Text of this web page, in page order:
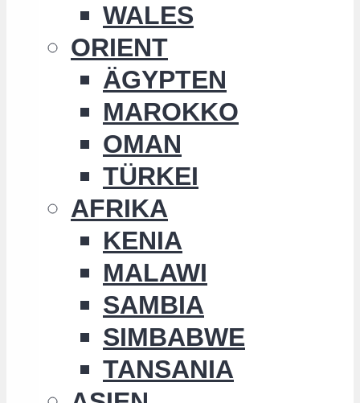
WALES
ORIENT
ÄGYPTEN
MAROKKO
OMAN
TÜRKEI
AFRIKA
KENIA
MALAWI
SAMBIA
SIMBABWE
TANSANIA